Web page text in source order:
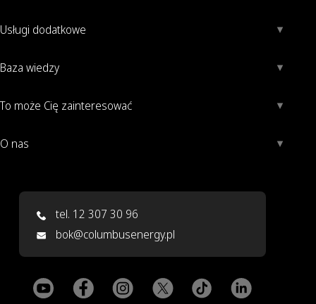
Usługi dodatkowe
Baza wiedzy
To może Cię zainteresować
O nas
tel. 12 307 30 96
bok@columbusenergy.pl